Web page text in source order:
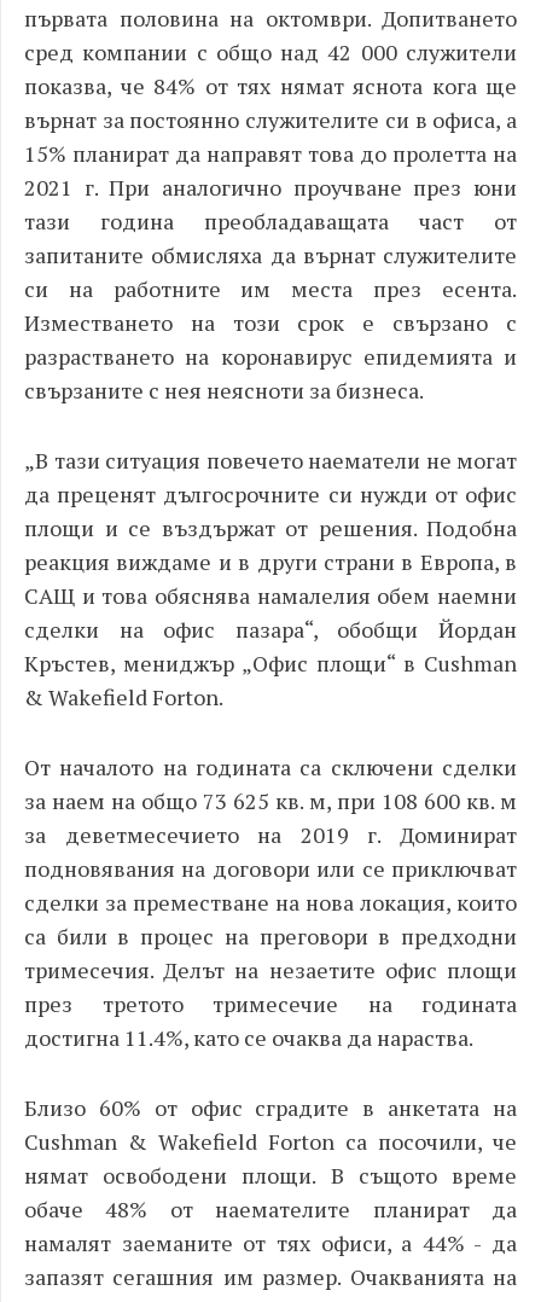
първата половина на октомври. Допитването
сред компании с общо над 42 000 служители
показва, че 84% от тях нямат яснота кога ще
върнат за постоянно служителите си в офиса, а
15% планират да направят това до пролетта на
2021 г. При аналогично проучване през юни
тази година преобладаващата част от
запитаните обмисляха да върнат служителите
си на работните им места през есента.
Изместването на този срок е свързано с
разрастването на коронавирус епидемията и
свързаните с нея неясноти за бизнеса.
„В тази ситуация повечето наематели не могат
да преценят дългосрочните си нужди от офис
площи и се въздържат от решения. Подобна
реакция виждаме и в други страни в Европа, в
САЩ и това обяснява намалелия обем наемни
сделки на офис пазара“, обобщи Йордан
Кръстев, мениджър „Офис площи“ в Cushman
& Wakefield Forton.
От началото на годината са сключени сделки
за наем на общо 73 625 кв. м, при 108 600 кв. м
за деветмесечието на 2019 г. Доминират
подновявания на договори или се приключват
сделки за преместване на нова локация, които
са били в процес на преговори в предходни
тримесечия. Делът на незаетите офис площи
през третото тримесечие на годината
достигна 11.4%, като се очаква да нараства.
Близо 60% от офис сградите в анкетата на
Cushman & Wakefield Forton са посочили, че
нямат освободени площи. В същото време
обаче 48% от наемателите планират да
намалят заеманите от тях офиси, а 44% - да
запазят сегашния им размер. Очакванията на